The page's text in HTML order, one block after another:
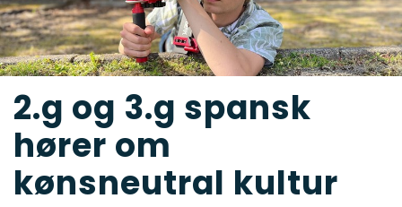
2.g og 3.g spansk
hører om
kønsneutral kultur